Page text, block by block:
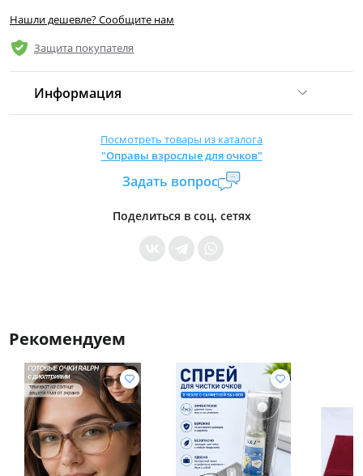
Нашли дешевле? Сообщите нам
Защита покупателя
Информация
Страна производитель:Китай
Уровень доступа:0
* Общие условия читайте в правилах сайта
Посмотреть товары из каталога
"Оправы взрослые для очков"
Задать вопрос
Поделиться в соц. сетях
Рекомендуем